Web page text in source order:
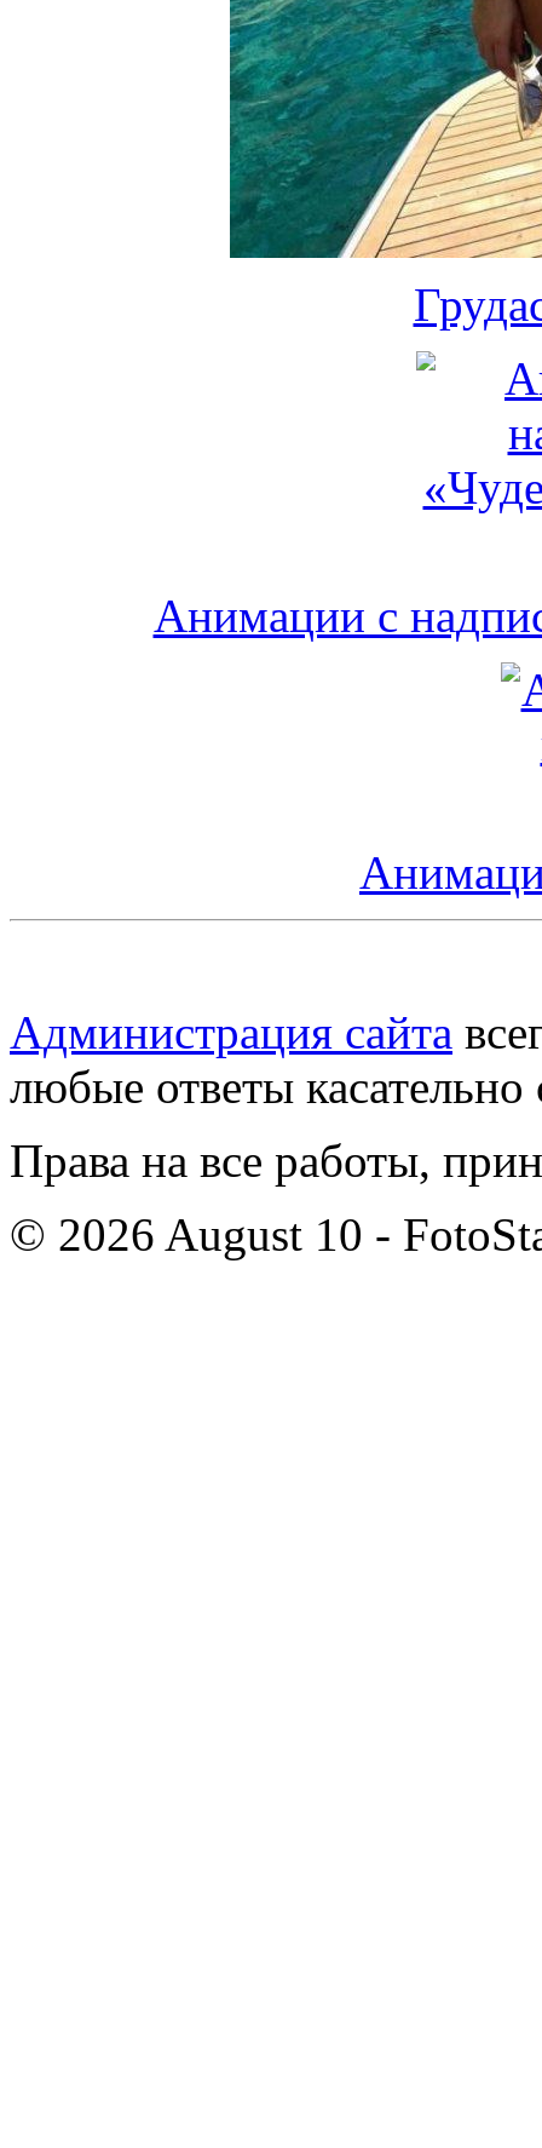
Анимации с
Администрация сайта
любые ответы касательно
Права на все работы,
© 2026 August 10 -